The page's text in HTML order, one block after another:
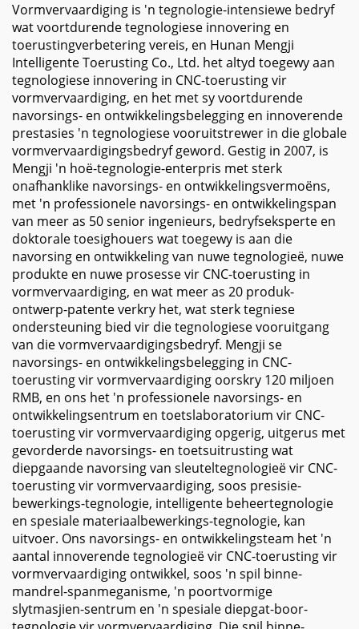
Vormvervaardiging is 'n tegnologie-intensiewe bedryf
wat voortdurende tegnologiese innovering en
toerustingverbetering vereis, en Hunan Mengji
Intelligente Toerusting Co., Ltd. het altyd toegewy aan
tegnologiese innovering in CNC-toerusting vir
vormvervaardiging, en het met sy voortdurende
navorsings- en ontwikkelingsbelegging en innoverende
prestasies 'n tegnologiese vooruitstrewer in die globale
vormvervaardigingsbedryf geword. Gestig in 2007, is
Mengji 'n hoë-tegnologie-enterpris met sterk
onafhanklike navorsings- en ontwikkelingsvermoëns,
met 'n professionele navorsings- en ontwikkelingspan
van meer as 50 senior ingenieurs, bedryfseksperte en
doktorale toesighouers wat toegewy is aan die
navorsing en ontwikkeling van nuwe tegnologieë, nuwe
produkte en nuwe prosesse vir CNC-toerusting in
vormvervaardiging, en wat meer as 20 produk-
ontwerp-patente verkry het, wat sterk tegniese
ondersteuning bied vir die tegnologiese vooruitgang
van die vormvervaardigingsbedryf. Mengji se
navorsings- en ontwikkelingsbelegging in CNC-
toerusting vir vormvervaardiging oorskry 120 miljoen
RMB, en ons het 'n professionele navorsings- en
ontwikkelingsentrum en toetslaboratorium vir CNC-
toerusting vir vormvervaardiging opgerig, uitgerus met
gevorderde navorsings- en toetsuitrusting wat
diepgaande navorsing van sleuteltegnologieë vir CNC-
toerusting vir vormvervaardiging, soos presisie-
bewerkings-tegnologie, intelligente beheertegnologie
en spesiale materiaalbewerkings-tegnologie, kan
uitvoer. Ons navorsings- en ontwikkelingsteam het 'n
aantal innoverende tegnologieë vir CNC-toerusting vir
vormvervaardiging ontwikkel, soos 'n spil binne-
mandrel-spanmeganisme, 'n poortvormige
slytmasjien-sentrum en 'n spesiale diepgat-boor-